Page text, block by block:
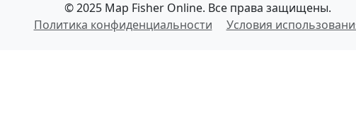
© 2025 Map Fisher Online. Все права защищены.
Политика конфиденциальности
Условия